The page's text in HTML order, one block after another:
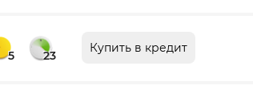
5 23
Купить в кредит